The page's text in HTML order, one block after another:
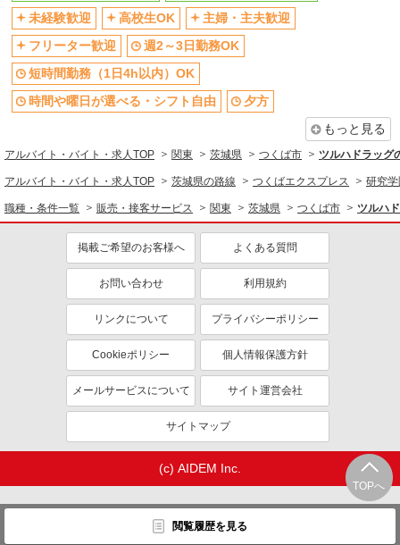
車通勤OK
副業・WワークOK
交通費支給
社員登用あり
TOPへ
閲覧履歴を見る
未経験歓迎
高校生OK
主婦・主夫歓迎
フリーター歓迎
週2～3日勤務OK
短時間勤務（1日4h以内）OK
時間や曜日が選べる・シフト自由
夕方
もっと見る
アルバイト・バイト・求人TOP 関東 茨城県 つくば市 ツルハドラッグ
アルバイト・バイト・求人TOP 茨城県の路線 つくばエクスプレス 研究
職種・条件一覧 販売・接客サービス 関東 茨城県 つくば市 ツルハ
掲載ご希望のお客様へ よくある質問
お問い合わせ 利用規約
リンクについて プライバシーポリシー
Cookieポリシー 個人情報保護方針
メールサービスについて サイト運営会社
サイトマップ
(c) AIDEM Inc.